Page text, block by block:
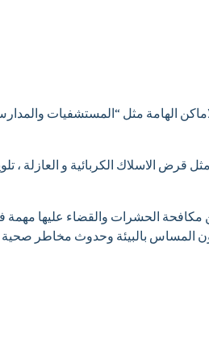
الهامة مثل “المستشفيات
الاسلاك الكربائية و العازلة ،
مكافحة الحشرات والقضاء عليها مهمة
المساس بالبيئة وحدوث مخاطر صحية